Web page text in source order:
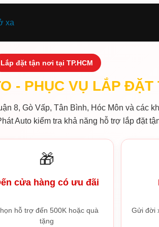
Lắp đặt tận nơi tại TP.HCM
- PHỤC VỤ LẮP ĐẶT
8, Gò Vấp, Tân Bình, Hóc Môn và các
Auto kiểm tra khả năng hỗ trợ lắp đặt
🎁
cửa hàng có ưu đãi
hỗ trợ đến 500K hoặc quà
tặng
Gửi đời